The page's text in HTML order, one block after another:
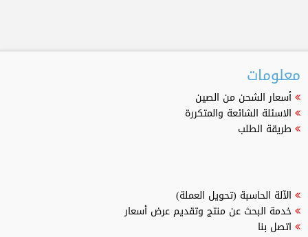
معلومات
أسعار الشحن من الصين
الاسئلة الشائعة والمتكررة
طريقة الطلب
الآلة الحاسبة (تحويل العملة)
خدمة البحث عن منتج وتقديم عرض أسعار
اتصل بنا